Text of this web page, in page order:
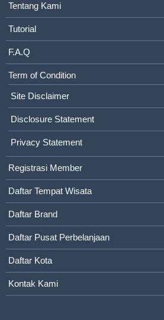
Tentang Kami
Tutorial
F.A.Q
Term of Condition
Site Disclaimer
Disclosure Statement
Privacy Statement
Registrasi Member
Daftar Tempat Wisata
Daftar Brand
Daftar Pusat Perbelanjaan
Daftar Kota
Kontak Kami